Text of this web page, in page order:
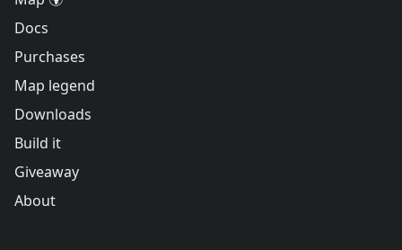
Docs
Purchases
Map legend
Downloads
Build it
Giveaway
About